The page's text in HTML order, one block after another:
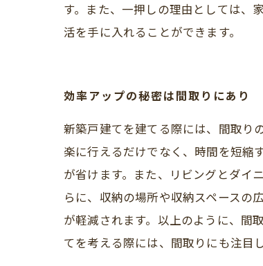
す。また、一押しの理由としては、
活を手に入れることができます。
効率アップの秘密は間取りにあり
新築戸建てを建てる際には、間取り
楽に行えるだけでなく、時間を短縮
が省けます。また、リビングとダイ
らに、収納の場所や収納スペースの
が軽減されます。以上のように、間
てを考える際には、間取りにも注目